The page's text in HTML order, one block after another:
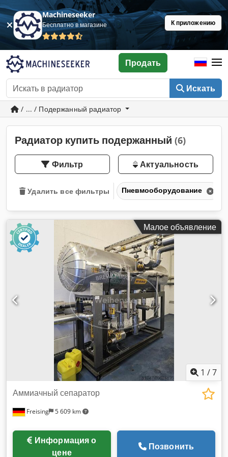
Machineseeker
Бесплатно в магазине К приложению
Искать
Продать
/ ... / Подержанный радиатор
Радиатор купить подержанный (6)
Фильтр Актуальность
Удалить все фильтры Пневмооборудование
Малое объявление
1 /7
Freising 5 609 km
Аммиачный сепаратор
цене
Позвонить